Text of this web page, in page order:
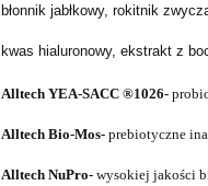
błonnik jabłkowy, rokitnik
kwas hialuronowy, ekstrakt z
Alltech YEA-SACC ®1026-
Alltech Bio-Mos- prebiotyczne
Alltech NuPro- wysokiej jakości